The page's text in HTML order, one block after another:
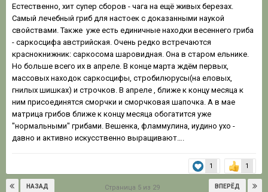
Естественно, хит супер сборов - чага на ещё живых березах.
Самый лечебный гриб для настоек с доказанными наукой
свойствами. Также уже есть единичные находки весеннего гриба
- саркосцифа австрийская. Очень редко встречаются
краснокнижник: саркосома шаровидная. Она в старом ельнике.
Но больше всего их в апреле. В конце марта ждём первых,
массовых находок саркосцифы, стробилюрусы(на еловых,
гнилых шишках) и строчков. В апреле , ближе к концу месяца к
ним присоединятся сморчки и сморчковая шапочка. А в мае
матрица грибов ближе к концу месяца обогатится уже
"нормальными" грибами. Вешенка, фламмулина, иудино ухо -
давно и активно искусственно выращивают….
1 1
НАЗАД ВПЕРЁД
Страница 5 из 29